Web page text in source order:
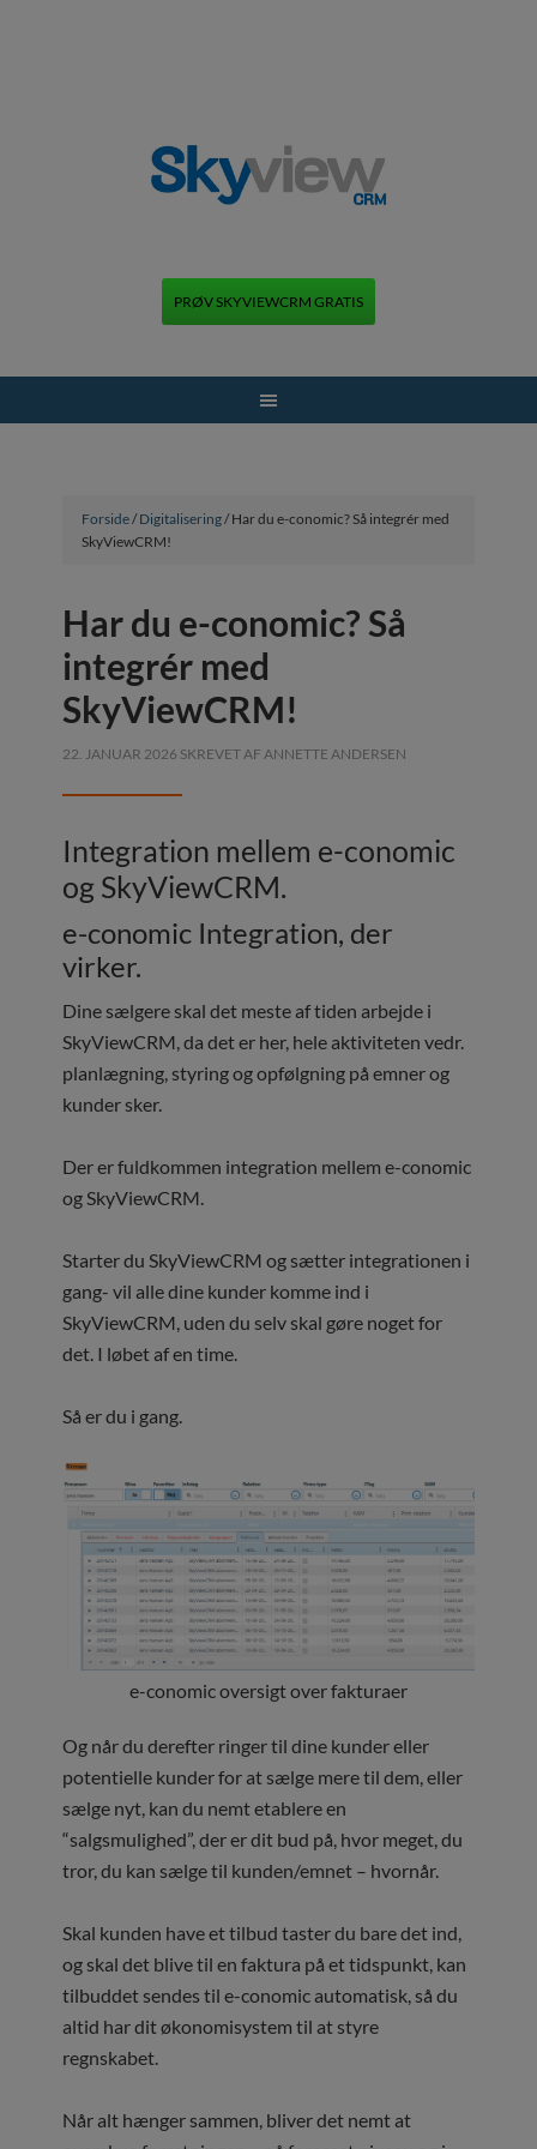
PRØV SKYVIEWCRM GRATIS
Forside/Digitalisering/ Har du e-conomic? Så integrér med
SkyViewCRM!
Har du e-conomic? Så
integrér med
SkyViewCRM!
22. JANUAR 2026 SKREVET AFANNETTE ANDERSEN
Integration mellem e-conomic
og SkyViewCRM.
e-conomic Integration, der
virker.
Dine sælgere skal det meste af tiden arbejde i
SkyViewCRM, da det er her, hele aktiviteten vedr.
planlægning, styring og opfølgning på emner og
kunder sker.
Der er fuldkommen integration mellem e-conomic
og SkyViewCRM.
Starter du SkyViewCRM og sætter integrationen i
gang- vil alle dine kunder komme ind i
SkyViewCRM, uden du selv skal gøre noget for
det. I løbet af en time.
Så er du i gang.
e-conomic oversigt over fakturaer
Og når du derefter ringer til dine kunder eller
potentielle kunder for at sælge mere til dem, eller
sælge nyt, kan du nemt etablere en
“salgsmulighed”, der er dit bud på, hvor meget, du
tror, du kan sælge til kunden/emnet – hvornår.
Skal kunden have et tilbud taster du bare det ind,
og skal det blive til en faktura på et tidspunkt, kan
tilbuddet sendes til e-conomic automatisk, så du
altid har dit økonomisystem til at styre
regnskabet.
Når alt hænger sammen, bliver det nemt at